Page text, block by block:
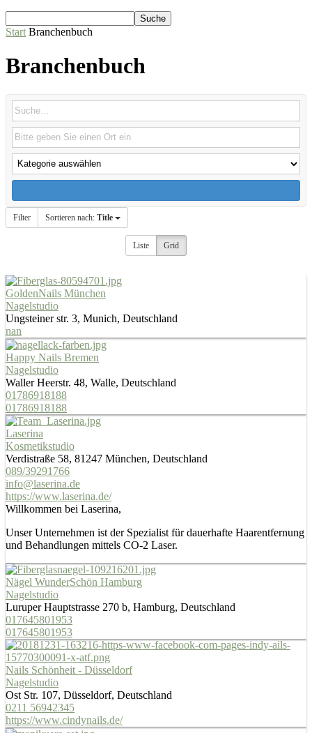
Start Branchenbuch
Branchenbuch
Filter Sortieren nach: Title
Liste Grid
GoldenNails München
Nagelstudio
Ungsteiner str. 3, Munich, Deutschland
nan
Happy Nails Bremen
Nagelstudio
Waller Heerstr. 48, Walle, Deutschland
01786918188
01786918188
Laserina
Kosmetikstudio
Verdistraße 58, 81247 München, Deutschland
089/39291766
info@laserina.de
https://www.laserina.de/
Willkommen bei Laserina,
Unser Unternehmen ist der Spezialist für dauerhafte Haarentfernung
und Behandlungen mittels CO-2 Laser.
Nägel WunderSchön Hamburg
Nagelstudio
Luruper Hauptstrasse 270 b, Hamburg, Deutschland
017645801953
017645801953
Nails Schönheit - Düsseldorf
Nagelstudio
Ost Str. 107, Düsseldorf, Deutschland
0211 56942345
https://www.cindynails.de/